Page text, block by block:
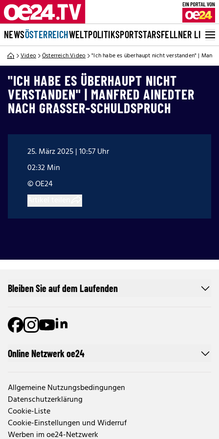
NEWSÖSTERREICHWELTPOLITIKSPORTSTARSFELLNER LIVE
Video Österreich Video "Ich habe es überhaupt nicht verstanden" |
"ICH HABE ES ÜBERHAUPT NICHT
VERSTANDEN" | MANFRED AINEDTER
NACH GRASSER-SCHULDSPRUCH
25. März 2025 | 10:57 Uhr
02:32 Min
© OE24
Online Netzwerk oe24
Allgemeine Nutzungsbedingungen
Datenschutzerklärung
Cookie-Liste
Cookie-Einstellungen und Widerruf
Werben im oe24-Netzwerk
Bleiben Sie auf dem Laufenden